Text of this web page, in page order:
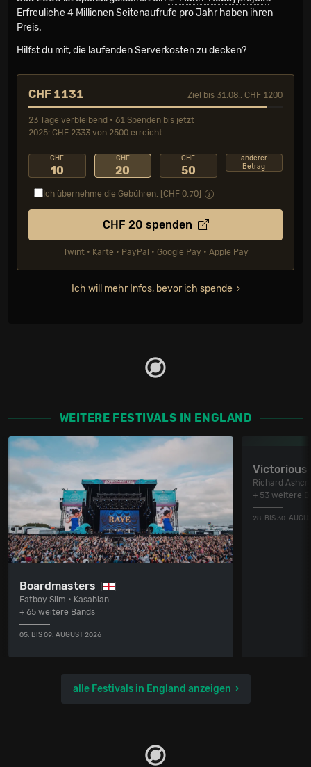
Erfreuliche 4 Millionen Seiten­aufrufe pro Jahr haben ihren
Preis.
Hilfst du mit, die laufenden Serverkosten zu decken?
CHF 1131 Ziel bis 31.08.: CHF 1200
23 Tage verbleibend • 61 Spenden bis jetzt
2025: CHF 2333 von 2500 erreicht
CHF
10
CHF
20
CHF
50
anderer
Betrag
Ich übernehme die Gebühren. [CHF 0.70
CHF 20 spenden
Twint • Karte • PayPal • Google Pay • Apple Pay
Ich will mehr Infos, bevor ich spende
WEITERE FESTIVALS IN ENGLAND
Boardmasters
Fatboy Slim • Kasabian
+ 65 weitere Bands
05. BIS 09. AUGUST 2026
Victorious
Richard
+ 53 weitere
28. BIS 30.
alle Festivals in England anzeigen